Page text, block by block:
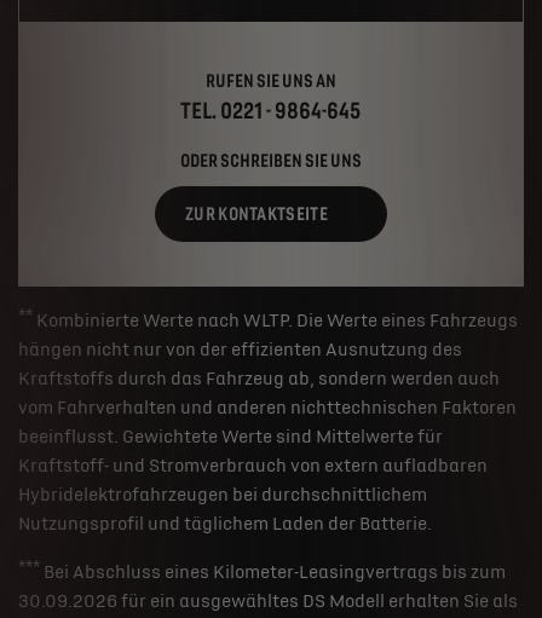
RUFEN SIE UNS AN
TEL. 0221 - 9864-645
ODER SCHREIBEN SIE UNS
ZUR KONTAKTSEITE
** Kombinierte Werte nach WLTP. Die Werte eines Fahrzeugs
hängen nicht nur von der effizienten Ausnutzung des
Kraftstoffs durch das Fahrzeug ab, sondern werden auch
vom Fahrverhalten und anderen nichttechnischen Faktoren
beeinflusst. Gewichtete Werte sind Mittelwerte für
Kraftstoff- und Stromverbrauch von extern aufladbaren
Hybridelektrofahrzeugen bei durchschnittlichem
Nutzungsprofil und täglichem Laden der Batterie.
*** Bei Abschluss eines Kilometer-Leasingvertrags bis zum
30.09.2026 für ein ausgewähltes DS Modell erhalten Sie als